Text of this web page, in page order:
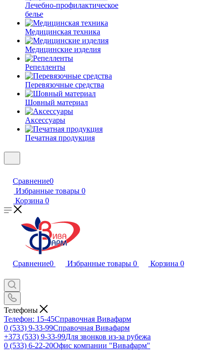
Лечебно-профилактическое
белье
Медицинская техника
Медицинские изделия
Репелленты
Перевязочные средства
Шовный материал
Аксессуары
Печатная продукция
Сравнение0
Избранные товары 0
Корзина 0
Сравнение0 Избранные товары 0 Корзина 0
Телефоны
Телефон: 15-45Справочная Вивафарм
0 (533) 9-33-99Справочная Вивафарм
+373 (533) 9-33-99Для звонков из-за рубежа
0 (533) 6-22-20Офис компании "Вивафарм"